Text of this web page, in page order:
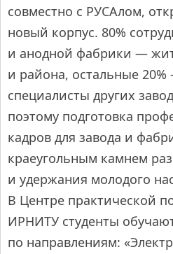
совместно с РУСАлом,
новый корпус. 80%
и анодной фабрики —
и района, остальные
специалисты других
поэтому подготовка
кадров для завода и
краеугольным камнем
и удержания молодого
В Центре практической
ИРНИТУ студенты
по направлениям: